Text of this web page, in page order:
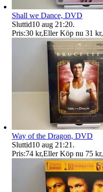
Shall we Dance, DVD
Sluttid10 aug 21:20.
Pris:30 kr,Eller Köp nu 31 kr,
Way of the Dragon, DVD
Sluttid10 aug 21:21 .
Pris:74 kr,Eller Köp nu 75 kr,